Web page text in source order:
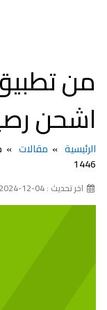
من
اشحن رصيد
الرئيسية مقالات
1446
اخر تحديث : 04-12-2024